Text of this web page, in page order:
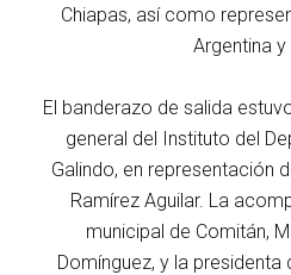
Chiapas, así como
Argentina y
El banderazo de salida
general del Instituto del
Galindo, en representación
Ramírez Aguilar. La
municipal de Comitán,
Domínguez, y la presidenta